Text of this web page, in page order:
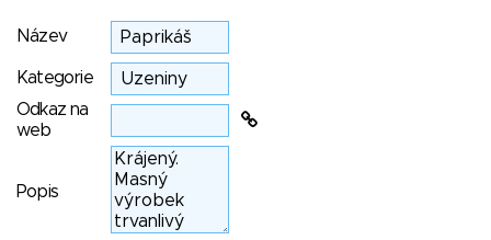
Název
Kategorie
Odkaz na
web
Popis